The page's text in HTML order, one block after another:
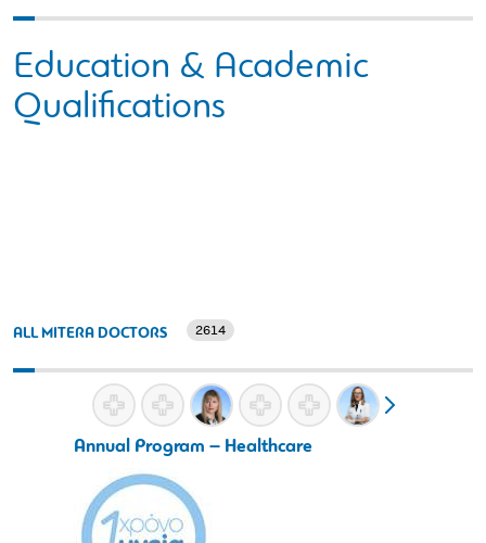
Education & Academic
Qualifications
ALL MITERA DOCTORS 2614
Annual Program – Healthcare